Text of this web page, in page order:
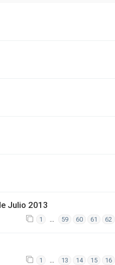
Julio 2013
1 … 59 60 61 62
1 … 13 14 15 16